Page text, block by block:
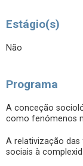
Estágio(s)
Não
Programa
A conceção
como fenómenos
A relativização das
sociais à